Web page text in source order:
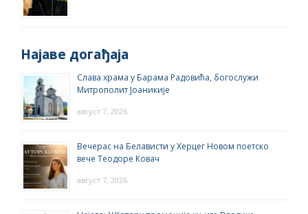
Најаве догађаја
Слава храма у Барама Радовића, богослужи
Митрополит Јоаникије
август 7, 2026
Вечерас на Белависти у Херцег Новом поетско
вече Теодоре Ковач
август 7, 2026